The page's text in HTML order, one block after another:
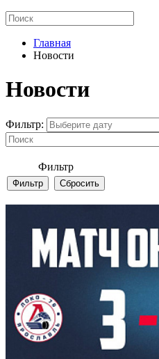
Главная
Новости
Новости
Фильтр:
Фильтр